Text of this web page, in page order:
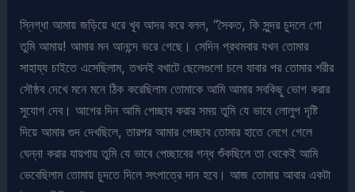
স্নিগ্ধা আমায় জড়িয়ে ধরে খূব আদর করে বলল, “সৈকত, কি সুন্দর চুদলে গো
তুমি আমায়! আমার মন আনন্দে ভরে গেছে। সেদিন প্রথমবার যখন তোমার
সাহায্য চাইতে এসেছিলাম, তখনই বখাটে ছেলেগুলো চলে যাবার পর তোমার শরীর
সৌষ্ঠব দেখে মনে মনে ঠিক করেছিলাম তোমাকে আমি আমার সবকিছু ভোগ করার
সুযোগ দেব। আগের দিন আমি পেচ্ছাব করার সময় তুমি যে ভাবে লোলুপ দৃষ্টি
দিয়ে আমার গুদ দেখছিলে, তারপর আমার পেচ্ছাব তোমার হাতে লেগে গেলে
ঘেন্না করার যায়গায় তুমি যে ভাবে পেচ্ছাবের গন্ধ শুঁকছিলে তা থেকেই আমি
ভেবেছিলাম তোমায় চুদতে দিলে সৎপাত্রে দান হবে। আজ তোমায় আবার একটা